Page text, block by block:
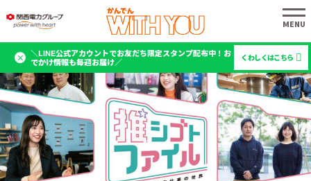
＼LINE公式アカウントでお友だち限定スタンプ配布中！お
でかけ情報も毎週お届け／
くわしくはこちら